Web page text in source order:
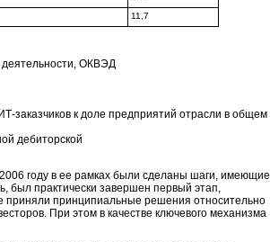
11,7
деятельности, ОКВЭД
заказчиков к доле предприятий отрасли в общем
дебиторской
году в ее рамках были сделаны шаги, имеющие
был практически завершен первый этап,
приняли принципиальные решения относительно
При этом в качестве ключевого механизма